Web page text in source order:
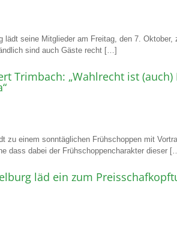
lädt seine Mitglieder am Freitag, den 7.
sind auch Gäste recht […]
Trimbach: „Wahlrecht ist
zu einem sonntäglichen Frühschoppen mit
dass dabei der Frühschoppencharakter dieser
läd ein zum